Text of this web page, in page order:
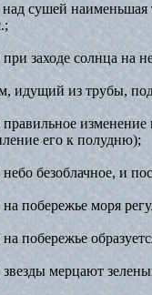
над сушей наименьшая
при заходе солнца на
идущий из трубы,
правильное изменение
его к полудню);
небо безоблачное, и
на побережье моря
на побережье
звезды мерцают